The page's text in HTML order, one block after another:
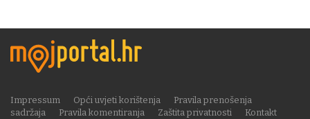
Impressum Opći uvjeti korištenja
Pravila prenošenja
sadržaja
Pravila komentiranja Zaštita privatnosti
Kontakt